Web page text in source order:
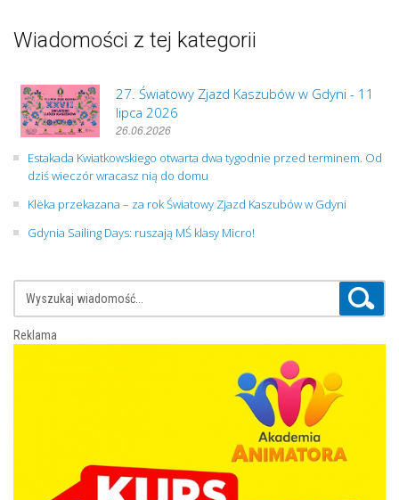
Wiadomości z tej kategorii
27. Światowy Zjazd Kaszubów w Gdyni - 11
lipca 2026
26.06.2026
Estakada Kwiatkowskiego otwarta dwa tygodnie przed terminem. Od
dziś wieczór wracasz nią do domu
Klëka przekazana – za rok Światowy Zjazd Kaszubów w Gdyni
Gdynia Sailing Days: ruszają MŚ klasy Micro!
Reklama